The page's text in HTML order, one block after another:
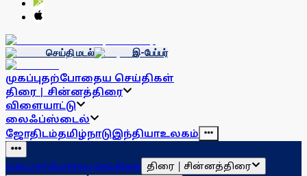
செய்தி மடல் இ-பேப்பர்
முகப்புதற்போதைய செய்திகள்
திரை | சின்னத்திரை
விளையாட்டு
லைஃப்ஸ்டைல்
ஜோதிடம்தமிழ்நாடுஇந்தியாஉலகம்
முகப்புதற்போதைய செய்திகள் திரை | சின்னத்திரை